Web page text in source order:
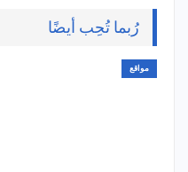
رُبما تُحِب أيضًا
مواقع